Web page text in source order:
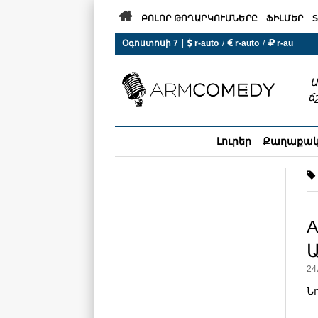
 ԲՈԼՈՐ ԹՈՂԱՐԿՈՒՄՆԵՐԸ ՖԻԼՄԵՐ
Օգոստոսի 7 |  r-auto /  r-auto /  r-au
Լուրեր